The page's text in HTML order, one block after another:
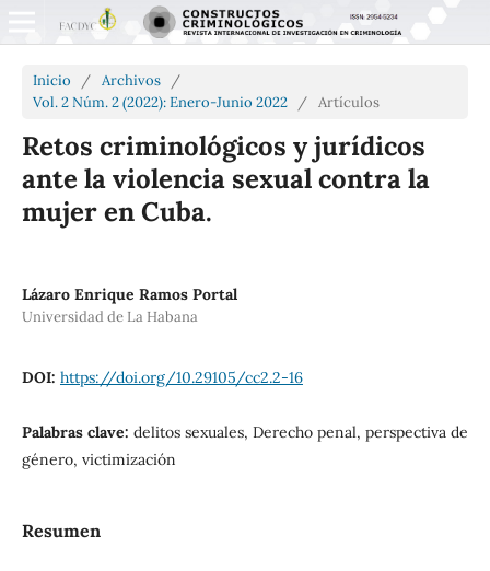
Inicio / Archivos
/
Vol. 2 Núm. 2 (2022): Enero-Junio 2022
/ Artículos
Retos criminológicos y jurídicos
ante la violencia sexual contra la
mujer en Cuba.
Lázaro Enrique Ramos Portal
Universidad de La Habana
DOI: https://doi.org/10.29105/cc2.2-16
Palabras clave: delitos sexuales, Derecho penal, perspectiva de
género, victimización
Resumen